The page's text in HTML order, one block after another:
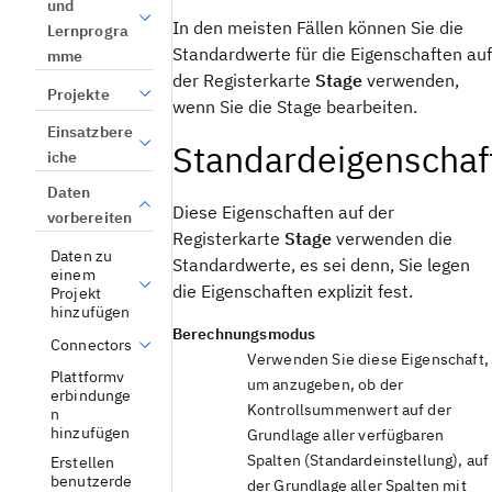
und
Lernprogra
mme
Projekte
Einsatzbere
iche
Daten
vorbereiten
Daten zu
einem
Projekt
hinzufügen
Connectors
Plattformv
erbindunge
n
hinzufügen
Erstellen
benutzerde
In den meisten Fällen können Sie die
Standardwerte für die Eigenschaften auf
der Registerkarte Stageverwenden,
wenn Sie die Stage bearbeiten.
Diese Eigenschaften auf der
Registerkarte Stageverwenden die
Standardwerte, es sei denn, Sie legen
die Eigenschaften explizit fest.
Berechnungsmodus
Verwenden Sie diese Eigenschaft,
um anzugeben, ob der
Kontrollsummenwert auf der
Grundlage aller verfügbaren
Spalten (Standardeinstellung), auf
der Grundlage aller Spalten mit